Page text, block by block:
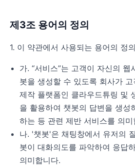
제3조 용어의 정의
1. 이 약관에서 사용되는 용어의 정
가. “서비스”는 고객이 자신의 웹
봇을 생성할 수 있도록 회사가
제작 플랫폼인 클라우드튜링 및
을 활용하여 챗봇의 답변을 생성
하는 등 관련 제반 서비스를 의미
나. '챗봇'은 채팅창에서 유저의
봇이 대화의도를 파악하여 응답
의미합니다.